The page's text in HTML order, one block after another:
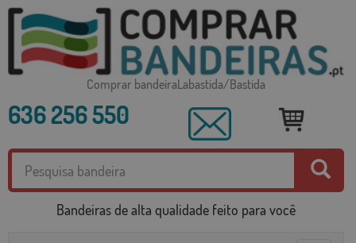
Comprar bandeiraLabastida/Bastida
636 256 550
Bandeiras de alta qualidade feito para você